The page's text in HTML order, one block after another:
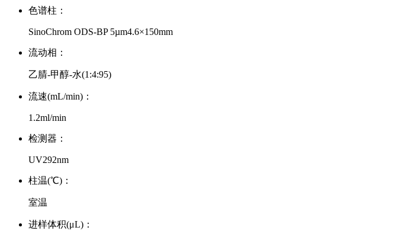
色谱柱：
SinoChrom ODS-BP 5µm4.6×150mm
流动相：
乙腈-甲醇-水(1:4:95)
流速(mL/min)：
1.2ml/min
检测器：
UV292nm
柱温(℃)：
室温
进样体积(μL)：